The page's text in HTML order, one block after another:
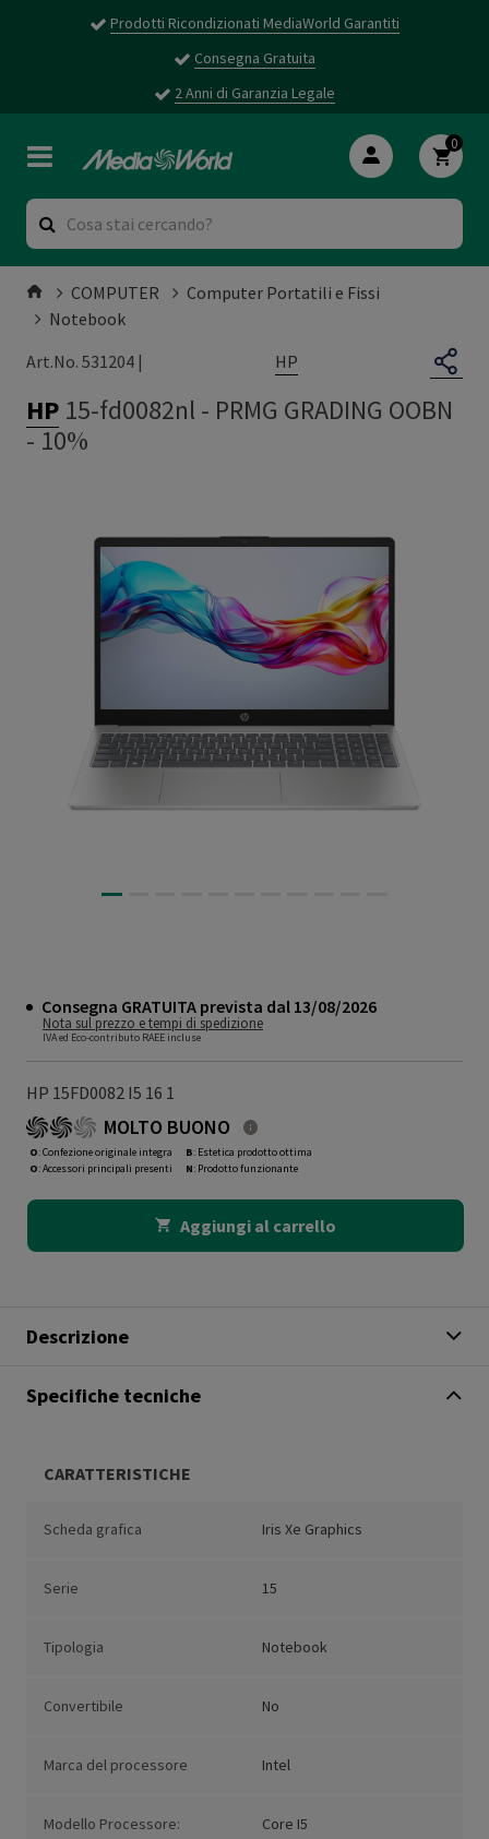
Prodotti Ricondizionati MediaWorld Garantiti
Consegna Gratuita
2 Anni di Garanzia Legale
0
COMPUTER
Computer Portatili e Fissi
Notebook
Art.No. 531204 |
HP
HP 15-fd0082nl - PRMG GRADING OOBN
- 10%
Consegna GRATUITA prevista dal 13/08/2026
Nota sul prezzo e tempi di spedizione
IVA ed Eco-contributo RAEE incluse
HP 15FD0082 I5 16 1
MOLTO BUONO
O: Confezione originale integra
O: Accessori principali presenti
B: Estetica prodotto ottima
N: Prodotto funzionante
Aggiungi al carrello
Descrizione
Specifiche tecniche
CARATTERISTICHE
Scheda grafica Iris Xe Graphics
Serie 15
Tipologia Notebook
Convertibile No
Marca del processore Intel
Modello Processore: Core I5